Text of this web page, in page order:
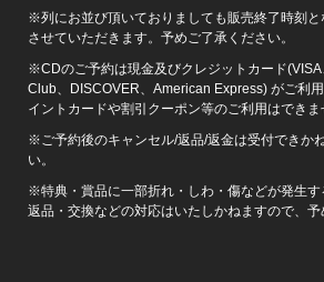
※列にお並び頂いておりましても販売終了時刻と
させていただきます。予めご了承ください。
※CDのご予約は現金及びクレジットカード
Club、DISCOVER、American Express) がご利
イントカードや割引クーポン等のご利用はできま
※ご予約後のキャンセル/返品/返金は受付できか
い。
※特典・賞品に一部折れ・しわ・傷などが発生す
返品・交換などの対応はいたしかねますので、予